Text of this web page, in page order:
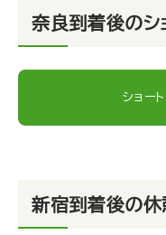
奈良到着後のシ
ショー
新宿到着後の休